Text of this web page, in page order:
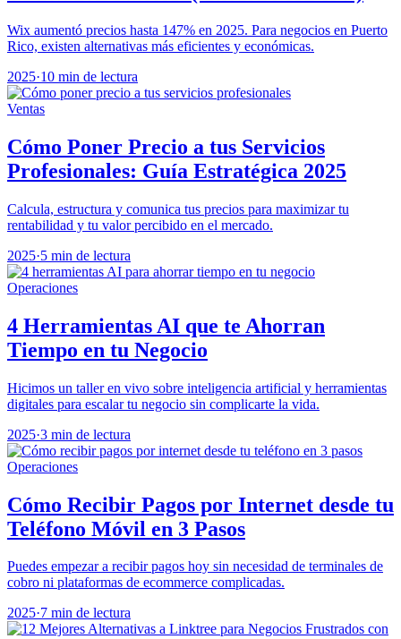
Wix aumentó precios hasta 147% en 2025. Para negocios en Puerto
Rico, existen alternativas más eficientes y económicas.
2025·10 min de lectura
Ventas
Cómo Poner Precio a tus Servicios
Profesionales: Guía Estratégica 2025
Calcula, estructura y comunica tus precios para maximizar tu
rentabilidad y tu valor percibido en el mercado.
2025·5 min de lectura
Operaciones
4 Herramientas AI que te Ahorran
Tiempo en tu Negocio
Hicimos un taller en vivo sobre inteligencia artificial y herramientas
digitales para escalar tu negocio sin complicarte la vida.
2025·3 min de lectura
Operaciones
Cómo Recibir Pagos por Internet desde tu
Teléfono Móvil en 3 Pasos
Puedes empezar a recibir pagos hoy sin necesidad de terminales de
cobro ni plataformas de ecommerce complicadas.
2025·7 min de lectura